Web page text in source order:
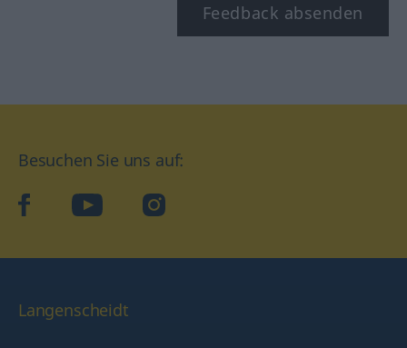
Feedback absenden
Besuchen Sie uns auf:
facebookYouTube Instagram
Langenscheidt